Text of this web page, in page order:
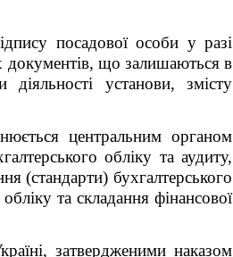
посадової особи у разі
документів, що залишаються в
установи, змісту
центральним органом
обліку та аудиту,
(стандарти) бухгалтерського
та складання фінансової
затвердженими наказом